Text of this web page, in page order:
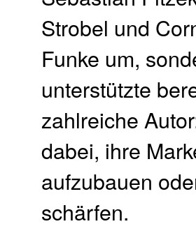
Strobel und
Funke um,
unterstützte
zahlreiche
dabei, ihre
aufzubauen
schärfen.